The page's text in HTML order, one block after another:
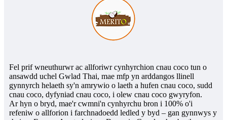
Fel prif wneuthurwr ac allforiwr cynhyrchion cnau coco tun o
ansawdd uchel Gwlad Thai, mae mfp yn arddangos llinell
gynnyrch helaeth sy'n amrywio o laeth a hufen cnau coco, sudd
cnau coco, dyfyniad cnau coco, i olew cnau coco gwyryfon.
Ar hyn o bryd, mae'r cwmni'n cynhyrchu bron i 100% o'i
refeniw o allforion i farchnadoedd ledled y byd – gan gynnwys y